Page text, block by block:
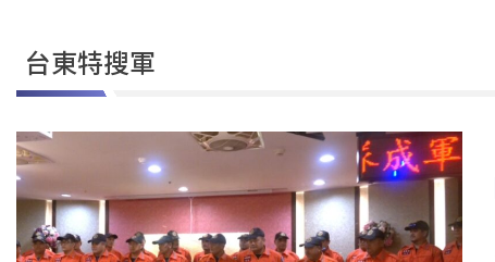
台東特搜軍